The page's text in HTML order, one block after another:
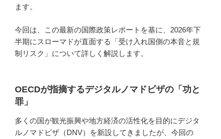
ます。
今回は、この最新の国際政策レポートを基に、2026年下
半期にスローマドが直面する「受け入れ国側の本音と規
制リスク」について詳しく解説します。
OECDが指摘するデジタルノマドビザの「功と
罪」
多くの国が観光振興や地方経済の活性化を目的にデジタ
ルノマドビザ（DNV）を新設してきましたが、今回の